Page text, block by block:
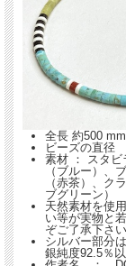
全長 約500 mm
ビーズの直径
素材 ： スタビ
（ブルー）、
（赤茶）、ク
ブグリーン）
天然素材を使
い等が実物と
ぞご了承下さい
シルバー部分
銀純度92.5％